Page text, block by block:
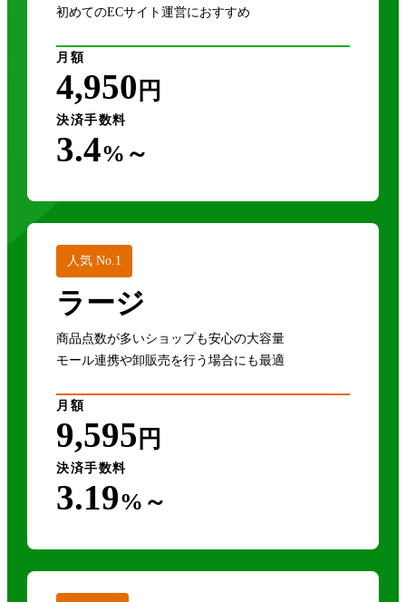
初めてのECサイト運営におすすめ
月額
4,950 円
決済手数料
3.4%～
人気 No.1
ラージ
商品点数が多いショップも安心の大容量
モール連携や卸販売を行う場合にも最適
月額
9,595 円
決済手数料
3.19%～